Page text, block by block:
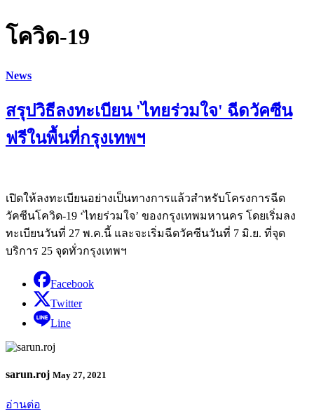
โควิด-19
News
สรุปวิธีลงทะเบียน 'ไทยร่วมใจ' ฉีดวัคซีน
ฟรีในพื้นที่กรุงเทพฯ
เปิดให้ลงทะเบียนอย่างเป็นทางการแล้วสำหรับโครงการฉีด
วัคซีนโควิด-19 ‘ไทยร่วมใจ’ ของกรุงเทพมหานคร โดยเริ่มลง
ทะเบียนวันที่ 27 พ.ค.นี้ และจะเริ่มฉีดวัคซีนวันที่ 7 มิ.ย. ที่จุด
บริการ 25 จุดทั่วกรุงเทพฯ
Facebook
Twitter
Line
sarun.roj May 27, 2021
อ่านต่อ